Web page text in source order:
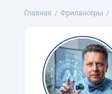
Главная Фрилансеры